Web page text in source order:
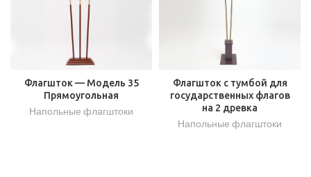
Флагшток — Модель 35
Прямоугольная
Напольные флагштоки
Флагшток с тумбой для
государственных флагов
на 2 древка
Напольные флагштоки